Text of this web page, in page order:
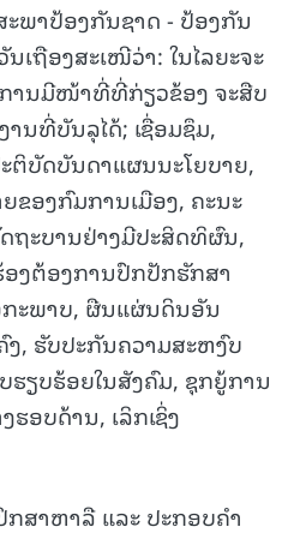
ພາປ້ອງກັນຊາດ - ປ້ອງກັນ
ຖືອງສະເໜີວ່າ: ໃນໄລຍະຈະ
ານມີໜ້າທີ່ທີ່ກ່ຽວຂ້ອງ ຈະສືບ
ນທີ່ບັນລຸໄດ້; ເຊື່ອມຊຶມ,
ຕິບັດບັນດາແຜນນະໂຍບາຍ,
ຂອງກົມການເມືອງ, ຄະນະ
ຖະບານຢ່າງມີປະສິດທິຜົນ,
ງຕ້ອງການປົກປັກຮັກສາ
ກະພາບ, ຜືນແຜ່ນດິນອັນ
, ຮັບປະກັນຄວາມສະຫງົບ
ຮຽບຮ້ອຍໃນສັງຄົມ, ຊຸກຍູ້ການ
ຮອບດ້ານ, ເລິກເຊິ່ງ
ສາຫາລື ແລະ ປະກອບຄຳ